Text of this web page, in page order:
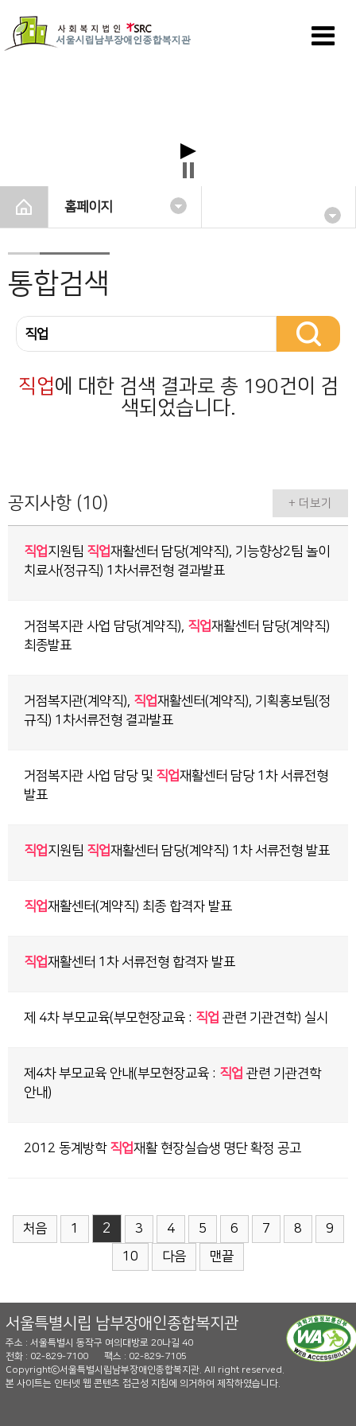
홈페이지
통합검색
직업에 대한 검색 결과로 총 190건이 검
색되었습니다.
공지사항 (10) + 더보기
직업지원팀 직업재활센터 담당(계약직), 기능향상2팀 놀이
치료사(정규직) 1차서류전형 결과발표
거점복지관 사업 담당(계약직), 직업재활센터 담당(계약직)
최종발표
거점복지관(계약직), 직업재활센터(계약직), 기획홍보팀(정
규직) 1차서류전형 결과발표
거점복지관 사업 담당 및 직업재활센터 담당 1차 서류전형
발표
직업지원팀 직업재활센터 담당(계약직) 1차 서류전형 발표
직업재활센터(계약직) 최종 합격자 발표
직업재활센터 1차 서류전형 합격자 발표
제 4차 부모교육(부모현장교육 : 직업 관련 기관견학) 실시
제4차 부모교육 안내(부모현장교육 : 직업 관련 기관견학
안내)
2012 동계방학 직업재활 현장실습생 명단 확정 공고
처음 1 2 3 4 5 6 7 8
9
10
다음 맨끝
서울특별시립 남부장애인종합복지관
주소 : 서울특별시 동작구 여의대방로 20나길 40
전화 : 02-829-7100
팩스 : 02-829-7105
Copyrightⓒ서울특별시립남부장애인종합복지관. All right reserved.
본 사이트는 인터넷 웹 콘텐츠 접근성 지침에 의거하여 제작하였습니다.